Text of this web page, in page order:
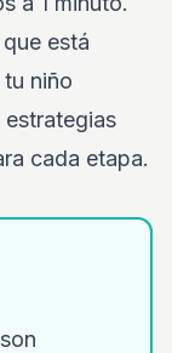
está
niño
cada etapa.